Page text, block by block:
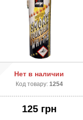
Нет в наличии
Код товару: 1254
125 грн